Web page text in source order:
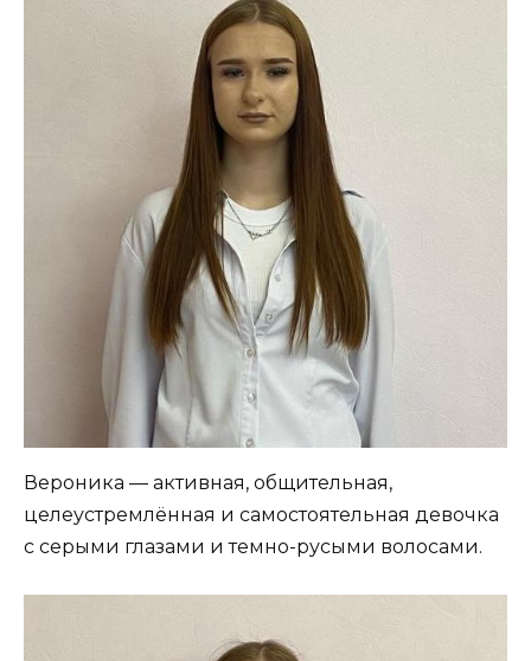
Вероника — активная, общительная,
целеустремлённая и самостоятельная девочка
с серыми глазами и темно-русыми волосами.